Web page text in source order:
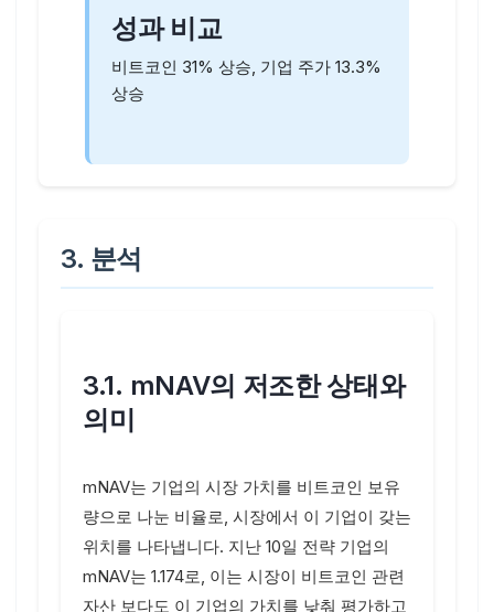
성과 비교
비트코인 31% 상승, 기업 주가 13.3%
상승
3. 분석
3.1. mNAV의 저조한 상태와
의미
mNAV는 기업의 시장 가치를 비트코인 보유
량으로 나눈 비율로, 시장에서 이 기업이 갖는
위치를 나타냅니다. 지난 10일 전략 기업의
mNAV는 1.174로, 이는 시장이 비트코인 관련
자산 보다도 이 기업의 가치를 낮춰 평가하고